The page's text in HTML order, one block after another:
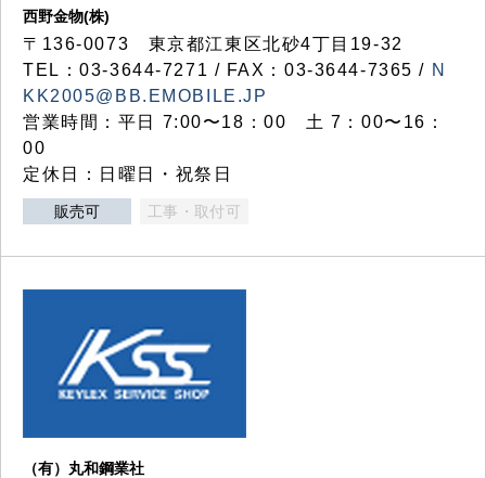
西野金物(株)
〒136-0073 東京都江東区北砂4丁目19-32
TEL：03‐3644‐7271 / FAX：03-3644-7365 / N
KK2005@BB.EMOBILE.JP
営業時間：平日 7:00〜18：00 土 7：00〜16：
00
定休日：日曜日・祝祭日
販売可 工事・取付可
（有）丸和鋼業社